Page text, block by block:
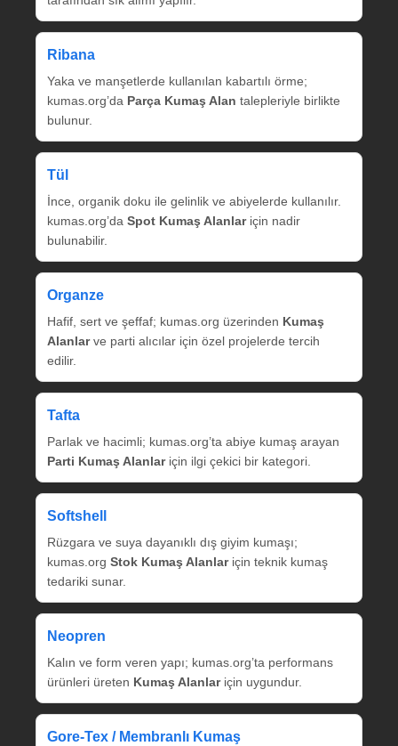
Ribana
Yaka ve manşetlerde kullanılan kabartılı örme;
kumas.org’da Parça Kumaş Alan talepleriyle birlikte
bulunur.
Tül
İnce, organik doku ile gelinlik ve abiyelerde kullanılır.
kumas.org’da Spot Kumaş Alanlariçin nadir
bulunabilir.
Organze
Hafif, sert ve şeffaf; kumas.org üzerinden Kumaş
Alanlarve parti alıcılar için özel projelerde tercih
edilir.
Tafta
Parlak ve hacimli; kumas.org’ta abiye kumaş arayan
Parti Kumaş Alanlariçin ilgi çekici bir kategori.
Softshell
Rüzgara ve suya dayanıklı dış giyim kumaşı;
kumas.org Stok Kumaş Alanlariçin teknik kumaş
tedariki sunar.
Neopren
Kalın ve form veren yapı; kumas.org’ta performans
ürünleri üreten Kumaş Alanlariçin uygundur.
Gore‑Tex / Membranlı Kumaş